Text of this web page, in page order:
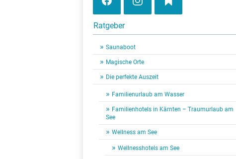
Ratgeber
Saunaboot
Magische Orte
Die perfekte Auszeit
Familienurlaub am Wasser
Familienhotels in Kärnten – Traumurlaub am
See
Wellness am See
Wellnesshotels am See